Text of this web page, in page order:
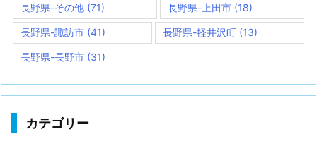
長野県-その他 (71) 長野県-上田市(18)
長野県-諏訪市 (41) 長野県-軽井沢町 (13)
長野県-長野市 (31)
カテゴリー